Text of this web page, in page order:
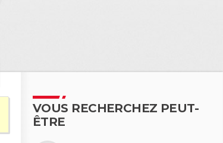
VOUS RECHERCHEZ PEUT-
ÊTRE